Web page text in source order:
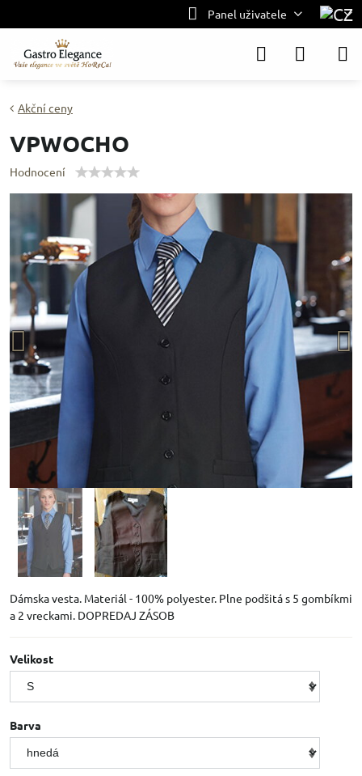
Panel uživatele
Akční ceny
VPWOCHO
Hodnocení
Dámska vesta. Materiál - 100% polyester. Plne podšitá s 5 gombíkmi
a 2 vreckami. DOPREDAJ ZÁSOB
Velikost
Barva